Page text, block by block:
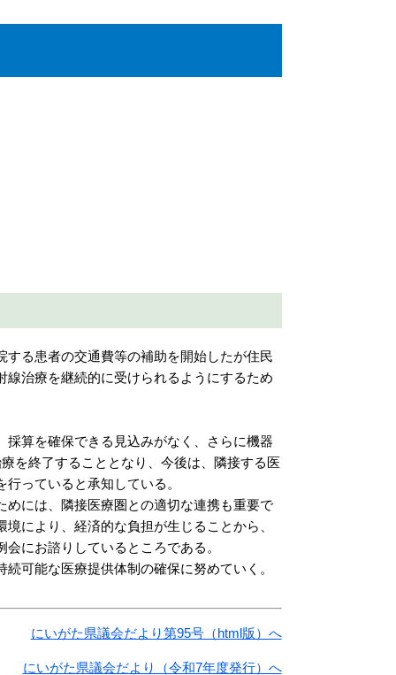
る患者の交通費等の補助を開始したが住民
治療を継続的に受けられるようにするため
算を確保できる見込みがなく、さらに機器
を終了することとなり、今後は、隣接する医
っていると承知している。
には、隣接医療圏との適切な連携も重要で
により、経済的な負担が生じることから、
にお諮りしているところである。
可能な医療提供体制の確保に努めていく。
にいがた県議会だより第95号（html版）へ
にいがた県議会だより（令和7年度発行）へ